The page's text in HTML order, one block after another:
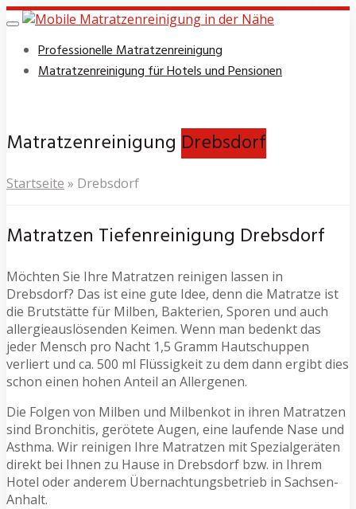
Skip
to
main
content
Toggle
Professionelle Matratzenreinigung
Matratzenreinigung für Hotels und Pensionen
Matratzenreinigung Drebsdorf
Startseite » Drebsdorf
Matratzen Tiefenreinigung Drebsdorf
Möchten Sie Ihre Matratzen reinigen lassen in
Drebsdorf? Das ist eine gute Idee, denn die Matratze ist
die Brutstätte für Milben, Bakterien, Sporen und auch
allergieauslösenden Keimen. Wenn man bedenkt das
jeder Mensch pro Nacht 1,5 Gramm Hautschuppen
verliert und ca. 500 ml Flüssigkeit zu dem dann ergibt dies
schon einen hohen Anteil an Allergenen.
Die Folgen von Milben und Milbenkot in ihren Matratzen
sind Bronchitis, gerötete Augen, eine laufende Nase und
Asthma. Wir reinigen Ihre Matratzen mit Spezialgeräten
direkt bei Ihnen zu Hause in Drebsdorf bzw. in Ihrem
Hotel oder anderem Übernachtungsbetrieb in Sachsen-
Anhalt.